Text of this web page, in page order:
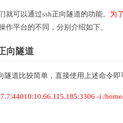
就可以通过ssh正向隧道的功能。 为
作平台的不同，分别介绍如下。
向隧道
隧道比较简单，直接使用上述命令即
-i /